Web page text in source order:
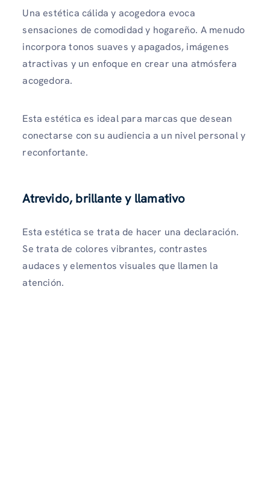
Una estética cálida y acogedora evoca
sensaciones de comodidad y hogareño. A menudo
incorpora tonos suaves y apagados, imágenes
atractivas y un enfoque en crear una atmósfera
acogedora.
Esta estética es ideal para marcas que desean
conectarse con su audiencia a un nivel personal y
reconfortante.
Atrevido, brillante y llamativo
Esta estética se trata de hacer una declaración.
Se trata de colores vibrantes, contrastes
audaces y elementos visuales que llamen la
atención.